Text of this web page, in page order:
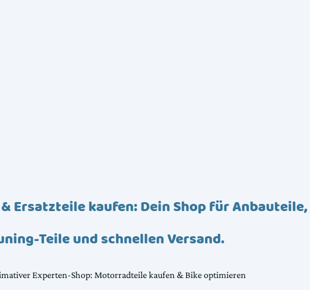
Ersatzteile kaufen: Dein Shop für Anbauteile,
Teile und schnellen Versand.
Experten-Shop: Motorradteile kaufen & Bike optimieren